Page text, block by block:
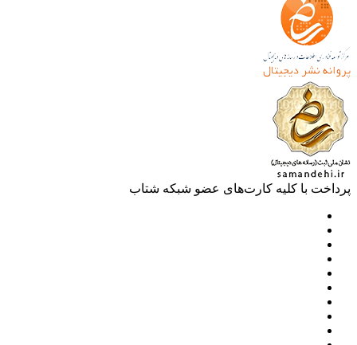
با کلیه کارت‌های عضو شبکه شتاب